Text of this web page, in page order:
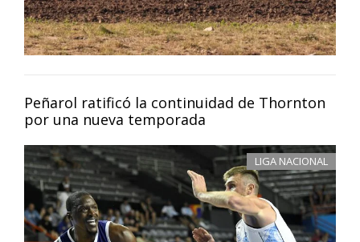
Peñarol ratificó la continuidad de Thornton
por una nueva temporada
LIGA NACIONAL